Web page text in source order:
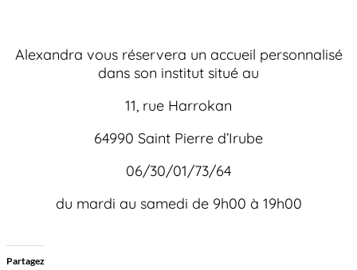
Alexandra vous réservera un accueil personnalisé
dans son institut situé au
11, rue Harrokan
64990 Saint Pierre d’Irube
06/30/01/73/64
du mardi au samedi de 9h00 à 19h00
Partagez